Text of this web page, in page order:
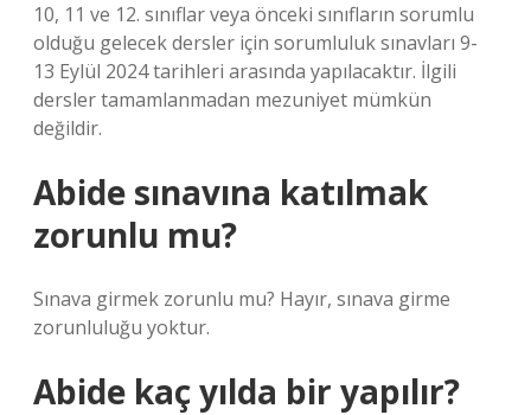
10, 11 ve 12. sınıflar veya önceki sınıfların sorumlu
olduğu gelecek dersler için sorumluluk sınavları 9-
13 Eylül 2024 tarihleri ​​arasında yapılacaktır. İlgili
dersler tamamlanmadan mezuniyet mümkün
değildir.
Abide sınavına katılmak
zorunlu mu?
Sınava girmek zorunlu mu? Hayır, sınava girme
zorunluluğu yoktur.
Abide kaç yılda bir yapılır?